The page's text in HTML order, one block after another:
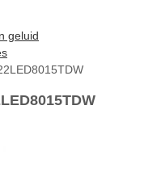
geluid